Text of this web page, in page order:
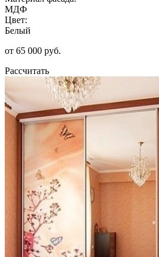
МДФ
Цвет:
Белый
от 65 000 руб.
Рассчитать